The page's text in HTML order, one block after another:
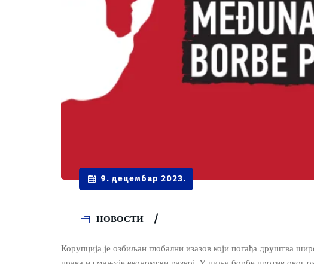
9. децембар 2023.
НОВОСТИ
Корупција је озбиљан глобални изазов који погађа друштва